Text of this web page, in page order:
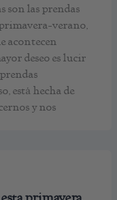
son las prendas
verano,
acontecen
deseo es lucir
está hecha de
y nos